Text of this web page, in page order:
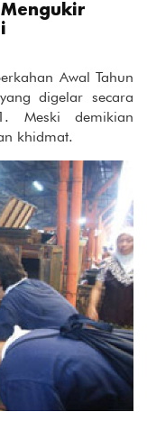
Awal Tahun
digelar secara
Meski demikian
khidmat.